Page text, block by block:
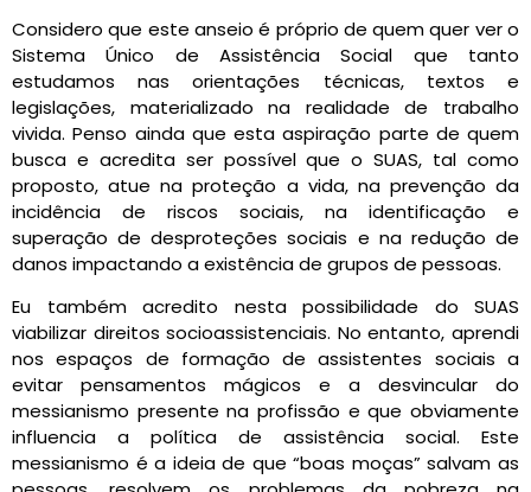
Considero que este anseio é próprio de quem quer ver o
Sistema Único de Assistência Social que tanto
estudamos nas orientações técnicas, textos e
legislações, materializado na realidade de trabalho
vivida. Penso ainda que esta aspiração parte de quem
busca e acredita ser possível que o SUAS, tal como
proposto, atue na proteção a vida, na prevenção da
incidência de riscos sociais, na identificação e
superação de desproteções sociais e na redução de
danos impactando a existência de grupos de pessoas.
Eu também acredito nesta possibilidade do SUAS
viabilizar direitos socioassistenciais. No entanto, aprendi
nos espaços de formação de assistentes sociais a
evitar pensamentos mágicos e a desvincular do
messianismo presente na profissão e que obviamente
influencia a política de assistência social. Este
messianismo é a ideia de que “boas moças” salvam as